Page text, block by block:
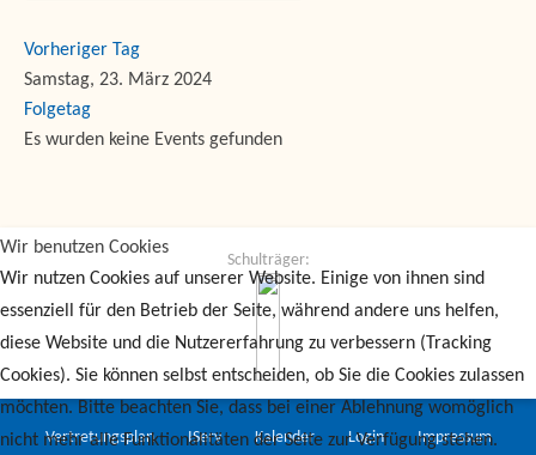
Vorheriger Tag
Samstag, 23. März 2024
Folgetag
Es wurden keine Events gefunden
Schulträger:
Vertretungsplan IServ Kalender Login Impressum
Wir benutzen Cookies
Wir nutzen Cookies auf unserer Website. Einige von ihnen sind
essenziell für den Betrieb der Seite, während andere uns helfen,
diese Website und die Nutzererfahrung zu verbessern (Tracking
Cookies). Sie können selbst entscheiden, ob Sie die Cookies zulassen
möchten. Bitte beachten Sie, dass bei einer Ablehnung womöglich
nicht mehr alle Funktionalitäten der Seite zur Verfügung stehen.